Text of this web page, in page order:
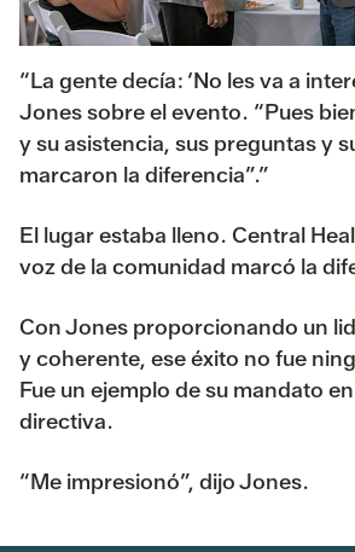
“La gente decía: ‘No les va a
Jones sobre el evento. “Pues
y su asistencia, sus preguntas y
marcaron la diferencia”.”
El lugar estaba lleno. Central
voz de la comunidad marcó la
Con Jones proporcionando un
y coherente, ese éxito no fue
Fue un ejemplo de su mandato
directiva.
“Me impresionó”, dijo Jones.